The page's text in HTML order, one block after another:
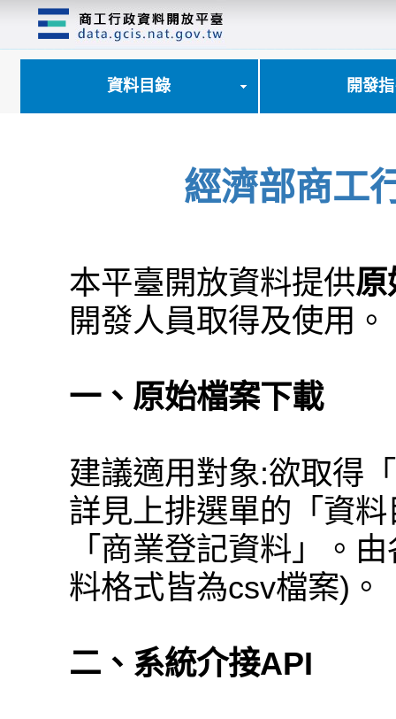
資料目錄 開發
經濟部商工
本平臺開放資料提供原
開發人員取得及使用。
一、原始檔案下載
建議適用對象:欲取得
詳見上排選單的「資
「商業登記資料」。
料格式皆為csv檔案)。
二、系統介接API